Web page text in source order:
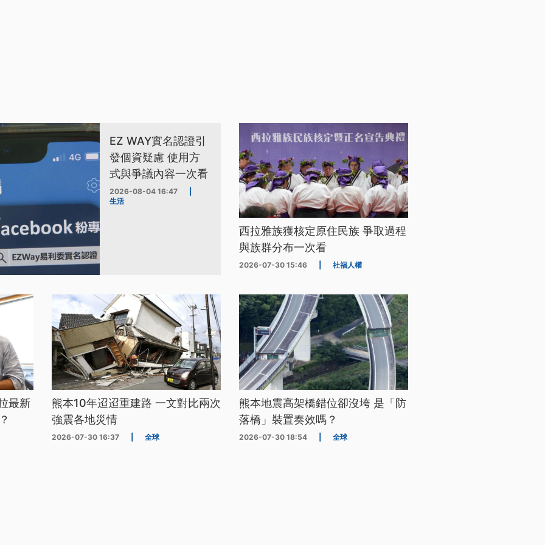
EZ WAY實名認證引
發個資疑慮 使用方
式與爭議內容一次看
2026-08-04 16:47
生活
西拉雅族獲核定原住民族 爭取過程
與族群分布一次看
2026-07-30 15:46 社福人權
最新
熊本10年迢迢重建路 一文對比兩次
強震各地災情
2026-07-30 16:37 全球
熊本地震高架橋錯位卻沒垮 是「防
落橋」裝置奏效嗎？
2026-07-30 18:54 全球